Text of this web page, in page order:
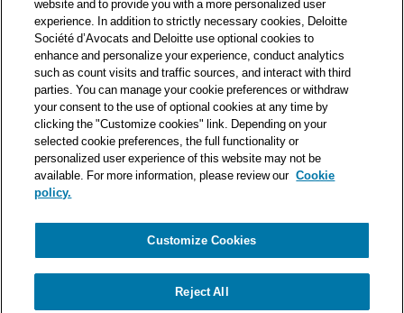
Deloitte Société d’Avocats décline toute responsabilité relative
aux éventuelles erreurs et omissions qu’ils pourraient contenir.​
Politique de confidentialité
Mentions légales
Politique de cookies
website and to provide you with a more personalized user
experience. In addition to strictly necessary cookies, Deloitte
Société d’Avocats and Deloitte use optional cookies to
enhance and personalize your experience, conduct analytics
such as count visits and traffic sources, and interact with third
parties. You can manage your cookie preferences or withdraw
your consent to the use of optional cookies at any time by
clicking the "Customize cookies" link. Depending on your
selected cookie preferences, the full functionality or
personalized user experience of this website may not be
available. For more information, please review our Cookie
policy.
Customize Cookies
Reject All